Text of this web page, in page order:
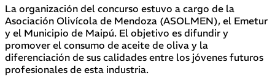
La organización del concurso estuvo a cargo de la
Asociación Olivícola de Mendoza (ASOLMEN), el Emetur
y el Municipio de Maipú. El objetivo es difundir y
promover el consumo de aceite de oliva y la
diferenciación de sus calidades entre los jóvenes futuros
profesionales de esta industria.